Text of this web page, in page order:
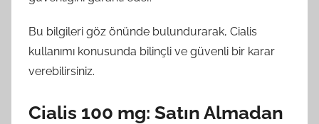
Bu bilgileri göz önünde bulundurarak, Cialis
kullanımı konusunda bilinçli ve güvenli bir karar
verebilirsiniz.
Cialis 100 mg: Satın Almadan